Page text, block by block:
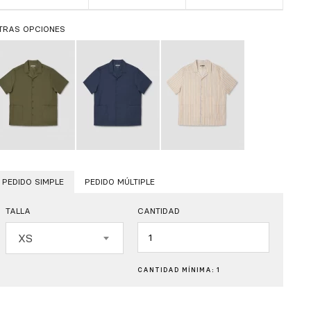
OPCIONES
PEDIDO SIMPLE PEDIDO MÚLTIPLE
TALLA
XS
CANTIDAD
CANTIDAD MÍNIMA: 1